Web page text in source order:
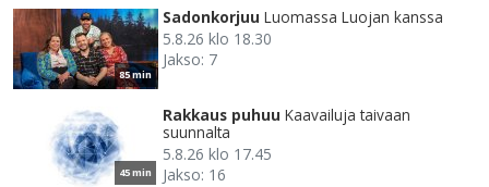
85 min
Sadonkorjuu Luomassa Luojan kanssa
5.8.26 klo 18.30
Jakso: 7
45 min
Rakkaus puhuu Kaavailuja taivaan
suunnalta
5.8.26 klo 17.45
Jakso: 16